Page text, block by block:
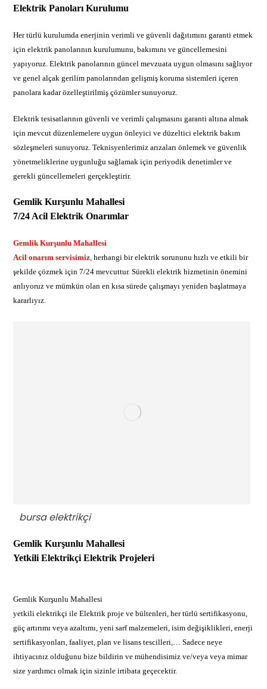
Elektrik Panoları Kurulumu
Her türlü kurulumda enerjinin verimli ve güvenli dağıtımını garanti etmek
için elektrik panolarının kurulumunu, bakımını ve güncellemesini
yapıyoruz. Elektrik panolarının güncel mevzuata uygun olmasını sağlıyor
ve genel alçak gerilim panolarından gelişmiş koruma sistemleri içeren
panolara kadar özelleştirilmiş çözümler sunuyoruz.
Elektrik tesisatlarının güvenli ve verimli çalışmasını garanti altına almak
için mevcut düzenlemelere uygun önleyici ve düzeltici elektrik bakım
sözleşmeleri sunuyoruz. Teknisyenlerimiz arızaları önlemek ve güvenlik
yönetmeliklerine uygunluğu sağlamak için periyodik denetimler ve
gerekli güncellemeleri gerçekleştirir.
Gemlik Kurşunlu Mahallesi
7/24 Acil Elektrik Onarımlar
Gemlik Kurşunlu Mahallesi
Acil onarım servisimiz herhangi bir elektrik sorununu hızlı ve etkili bir
şekilde çözmek için 7/24 mevcuttur. Sürekli elektrik hizmetinin önemini
anlıyoruz ve mümkün olan en kısa sürede çalışmayı yeniden başlatmaya
kararlıyız.
bursa elektrikçi
Gemlik Kurşunlu Mahallesi
Yetkili ElektrikçiElektrik Projeleri
Gemlik Kurşunlu Mahallesi
yetkili elektrikçi ile Elektrik proje ve bültenleri, her türlü sertifikasyonu,
güç artırımı veya azaltımı, yeni sarf malzemeleri, isim değişiklikleri, enerji
sertifikasyonları, faaliyet, plan ve lisans tescilleri,… Sadece neye
ihtiyacınız olduğunu bize bildirin ve mühendisimiz ve/veya veya mimar
size yardımcı olmak için sizinle irtibata geçecektir.